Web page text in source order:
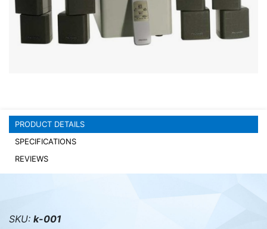
Cooling systems
Server equipment
Video surveillance
PC
PC components
PRODUCT DETAILS
SPECIFICATIONS
REVIEWS
SKU: k-001